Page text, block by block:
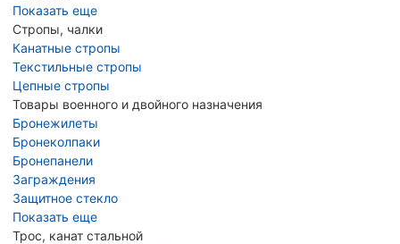
Показать еще
Стропы, чалки
Канатные стропы
Текстильные стропы
Цепные стропы
Товары военного и двойного назначения
Бронежилеты
Бронеколпаки
Бронепанели
Заграждения
Защитное стекло
Показать еще
Трос, канат стальной